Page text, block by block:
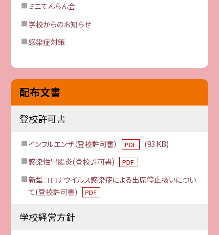
ミニてんらん会
学校からのお知らせ
感染症対策
配布文書
登校許可書
インフルエンザ（登校許可書） PDF
(93 KB)
感染性胃腸炎(登校許可書)
PDF
新型コロナウイルス感染症による出席停止扱いについ
て(登校許可書)
PDF
学校経営方針